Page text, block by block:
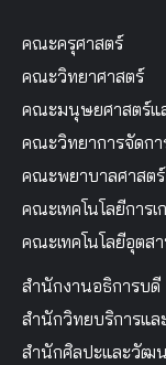
คณะครุศาสตร์
คณะวิทยาศาสตร์
คณะมนุษยศาสตร์แ
คณะวิทยาการจัดกา
คณะพยาบาลศาสตร์
คณะเทคโนโลยีการเ
คณะเทคโนโลยีอุตส
สำนักงานอธิการบดี
สำนักวิทยบริการแล
สำนักศิลปะและวัฒ